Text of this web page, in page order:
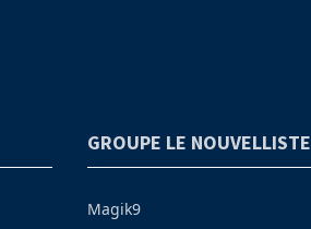
GROUPE LE NOUVELLISTE
Magik9